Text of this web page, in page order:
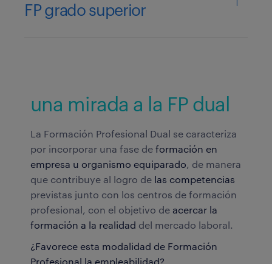
FP grado superior
una mirada a la FP dual
La Formación Profesional Dual se caracteriza
por incorporar una fase de formación en
empresa u organismo equiparado, de manera
que contribuye al logro de las competencias
previstas junto con los centros de formación
profesional, con el objetivo de acercar la
formación a la realidad del mercado laboral.
¿Favorece esta modalidad de Formación
Profesional la empleabilidad?